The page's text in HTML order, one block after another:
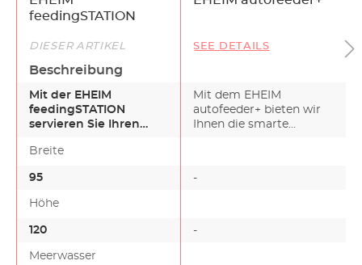
feedingSTATION
DIESER ARTIKEL SEE DETAILS
Beschreibung
Mit der EHEIM
feedingSTATION
servieren Sie Ihren
unter Wasser…
Mit dem EHEIM
autofeeder+ bieten wir
Ihnen die smarte
Breite
95 -
Höhe
120 -
Meerwasser